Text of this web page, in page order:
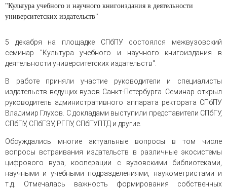
"Культура учебного и научного книгоиздания в деятельности
университетских издательств"
5 декабря на площадке СПбПУ состоялся межвузовский
семинар "Культура учебного и научного книгоиздания в
деятельности университетских издательств".
В работе приняли участие руководители и специалисты
издательств ведущих вузов Санкт-Петербурга. Семинар открыл
руководитель административного аппарата ректората СПбПУ
Владимир Глухов. С докладами выступили представители СПбГУ,
СПбПУ, СПбГЭУ, РГПУ, СПбГУПТД и другие.
Обсуждались многие актуальные вопросы в том числе
вопросы встраивания издательств в различные экосистемы
цифрового вуза, кооперации с вузовскими библиотеками,
научными и учебными подразделениями, наукометристами и
т.д. Отмечалась важность формирования собственных